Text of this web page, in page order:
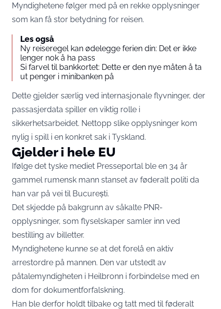
Myndighetene følger med på en rekke opplysninger
som kan få stor betydning for reisen.
Les også
Ny reiseregel kan ødelegge ferien din: Det er ikke
lenger nok å ha pass
Si farvel til bankkortet: Dette er den nye måten å ta
ut penger i minibanken på
Dette gjelder særlig ved internasjonale flyvninger, der
passasjerdata spiller en viktig rolle i
sikkerhetsarbeidet. Nettopp slike opplysninger kom
nylig i spill i en konkret sak i Tyskland.
Gjelder i hele EU
Ifølge det tyske mediet Presseportal ble en 34 år
gammel rumensk mann stanset av føderalt politi da
han var på vei til București.
Det skjedde på bakgrunn av såkalte PNR-
opplysninger, som flyselskaper samler inn ved
bestilling av billetter.
Myndighetene kunne se at det forelå en aktiv
arrestordre på mannen. Den var utstedt av
påtalemyndigheten i Heilbronn i forbindelse med en
dom for dokumentforfalskning.
Han ble derfor holdt tilbake og tatt med til føderalt